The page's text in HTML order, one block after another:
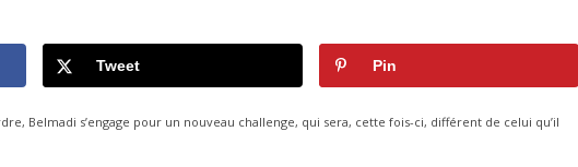
Tweet Pin
Belmadi s’engage pour un nouveau challenge, qui sera, cette fois-ci, différent de celui qu’il